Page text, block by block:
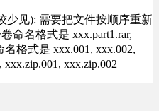
少见): 需要把文件按顺序重新
命名格式是 xxx.part1.rar,
名格式是 xxx.001, xxx.002,
xxx.zip.002